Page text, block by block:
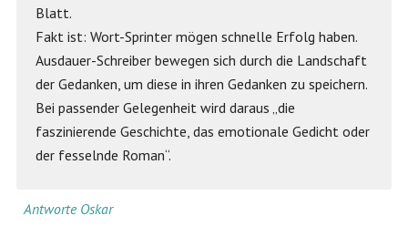
Blatt.
Fakt ist: Wort-Sprinter mögen schnelle Erfolg haben.
Ausdauer-Schreiber bewegen sich durch die Landschaft
der Gedanken, um diese in ihren Gedanken zu speichern.
Bei passender Gelegenheit wird daraus „die
faszinierende Geschichte, das emotionale Gedicht oder
der fesselnde Roman“.
Antworte Oskar